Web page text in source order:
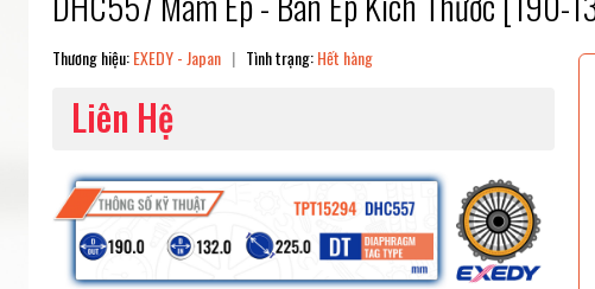
Thương hiệu:EXEDY - Japan | Tình trạng:Hết hàng
Liên Hệ